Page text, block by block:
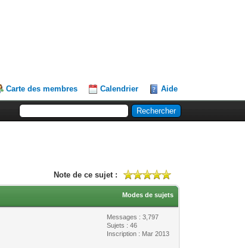
Carte des membres Calendrier Aide
Note de ce sujet :
Modes de sujets
Messages : 3,797
Sujets : 46
Inscription : Mar 2013